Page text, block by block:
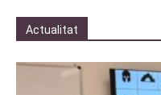
Actualitat